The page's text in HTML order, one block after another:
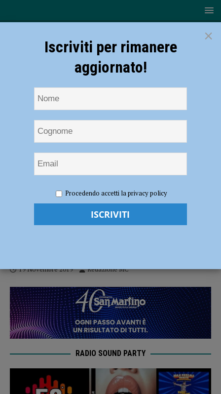
Meteo Arancione, interventi della Protezione Civile a Carmiano e
Carpaneto
Allerta Meteo Arancione, interventi della
19 Novembre 2019 Redazione MC
RADIO SOUND PARTY
×
Iscriviti per rimanere
aggiornato!
Procedendo accetti la privacy policy